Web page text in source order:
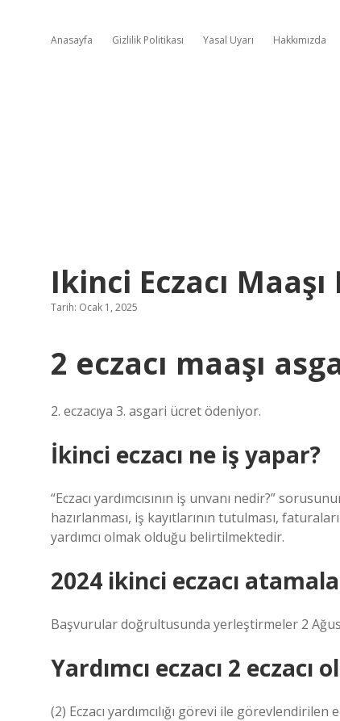
Anasayfa Gizlilik Politikası Yasal Uyarı Hakkımızda
Ikinci Eczacı
Tarih: Ocak 1, 2025
2 eczacı maaşı
2. eczacıya 3. asgari ücret ödeniyor.
İkinci eczacı ne iş yapar?
“Eczacı yardımcısının iş unvanı nedir?”
hazırlanması, iş kayıtlarının tutulması,
yardımcı olmak olduğu belirtilmektedir.
2024 ikinci eczacı
Başvurular doğrultusunda yerleştirmeler 2
Yardımcı eczacı 2
(2) Eczacı yardımcılığı görevi ile